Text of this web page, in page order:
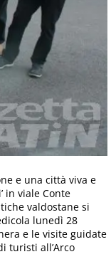
e una città viva e
in viale Conte
valdostane si
lunedì 28
e le visite guidate
turisti all’Arco